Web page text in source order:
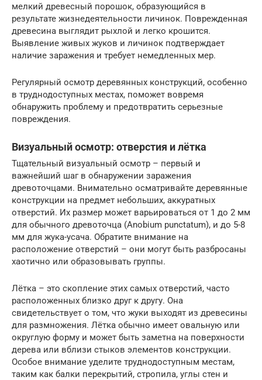
мелкий древесный порошок, образующийся в
результате жизнедеятельности личинок. Поврежденная
древесина выглядит рыхлой и легко крошится.
Выявление живых жуков и личинок подтверждает
наличие заражения и требует немедленных мер.
Регулярный осмотр деревянных конструкций, особенно
в труднодоступных местах, поможет вовремя
обнаружить проблему и предотвратить серьезные
повреждения.
Визуальный осмотр: отверстия и лётка
Тщательный визуальный осмотр – первый и
важнейший шаг в обнаружении заражения
древоточцами. Внимательно осматривайте деревянные
конструкции на предмет небольших, аккуратных
отверстий. Их размер может варьироваться от 1 до 2 мм
для обычного древоточца (Anobium punctatum), и до 5-8
мм для жука-усача. Обратите внимание на
расположение отверстий – они могут быть разбросаны
хаотично или образовывать группы.
Лётка – это скопление этих самых отверстий, часто
расположенных близко друг к другу. Она
свидетельствует о том, что жуки выходят из древесины
для размножения. Лётка обычно имеет овальную или
округлую форму и может быть заметна на поверхности
дерева или вблизи стыков элементов конструкции.
Особое внимание уделите труднодоступным местам,
таким как балки перекрытий, стропила, углы стен и